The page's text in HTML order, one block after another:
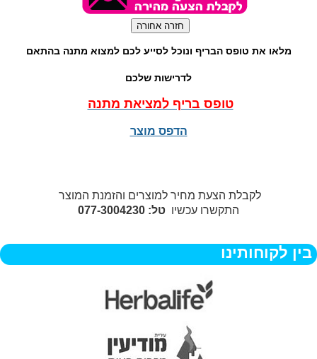
מלאו את טופס הבריף ונוכל לסייע לכם למצוא מתנה בהתאם
לדרישות שלכם
טופס בריף למציאת מתנה
הדפס מוצר
לקבלת הצעת מחיר למוצרים והזמנת המוצר
התקשרו עכשיו טל: 077-3004230
בין לקוחותינו